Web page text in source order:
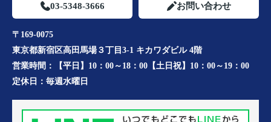
03-5348-3666 お問い合わせ
〒169-0075
東京都新宿区高田馬場３丁目3-1 キカワダビル 4階
営業時間：
【平日】10：00～18：00【土日祝】10：00～19：00
定休日： 毎週水曜日